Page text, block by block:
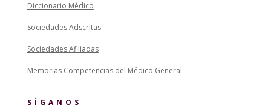
Diccionario Médico
Sociedades Adscritas
Sociedades Afiliadas
Memorias Competencias del Médico General
SÍGANOS